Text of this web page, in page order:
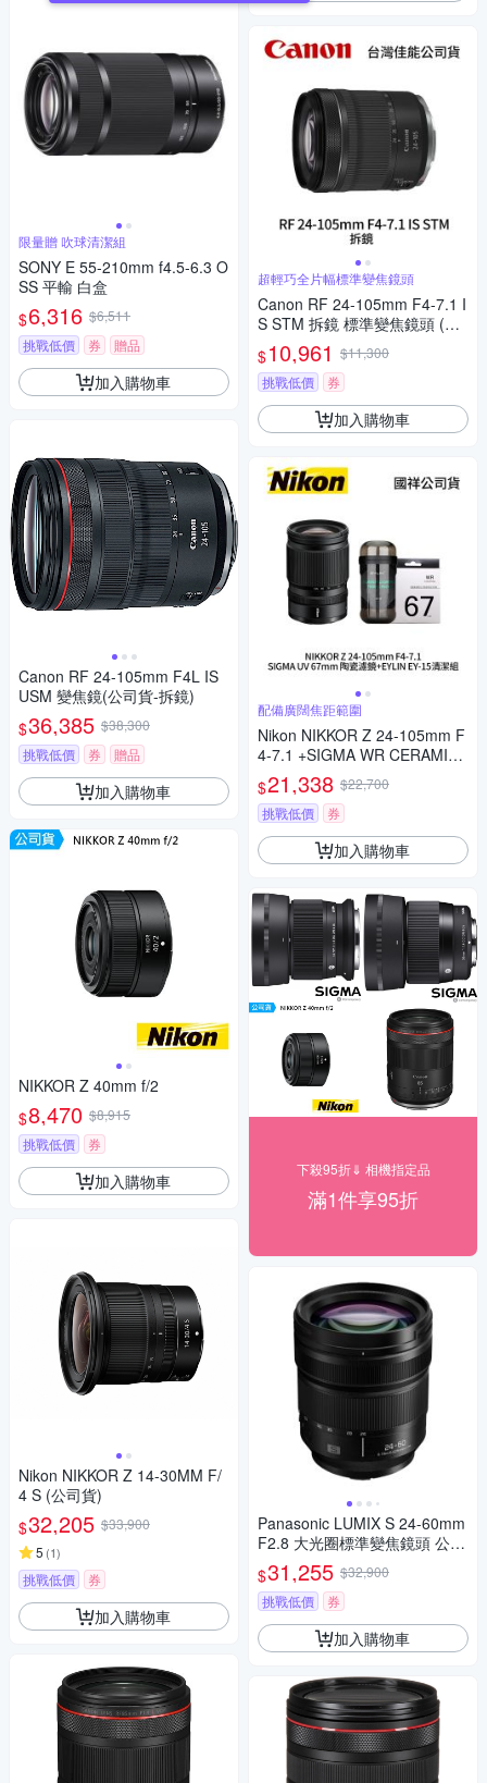
限量贈 吹球清潔組
SONY E 55-210mm f4.5-6.3 O
SS 平輸 白盒
$6,316 $6,511
挑戰低價
券 贈品
加入購物車
Canon RF 24-105mm F4L IS
USM 變焦鏡(公司貨-拆鏡)
$36,385 $38,300
挑戰低價
券 贈品
加入購物車
NIKKOR Z 40mm f/2
$8,470 $8,915
挑戰低價
券
加入購物車
Nikon NIKKOR Z 14-30MM F/
4 S (公司貨)
$32,205 $33,900
5 (1)
挑戰低價 券
加入購物車
超輕巧全片幅標準變焦鏡頭
Canon RF 24-105mm F4-7.1 I
S STM 拆鏡 標準變焦鏡頭 (公
司貨)
$10,961 $11,300
挑戰低價
券
加入購物車
配備廣闊焦距範圍
Nikon NIKKOR Z 24-105mm F
4-7.1 +SIGMA WR CERAMIC
UV 67mm 陶瓷濾鏡 + EYLIN E
Y-15 清潔組 (公司貨)
$21,338 $22,700
挑戰低價
券
加入購物車
下殺95折⇓ 相機指定品
滿1件享95折
Panasonic LUMIX S 24-60mm
F2.8 大光圈標準變焦鏡頭 公司
貨 S-E2460GC
$31,255 $32,900
挑戰低價
券
加入購物車